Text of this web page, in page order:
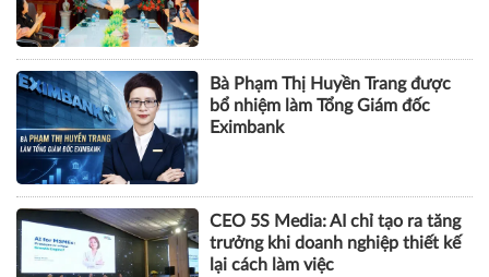
Bà Phạm Thị Huyền Trang được
bổ nhiệm làm Tổng Giám đốc
Eximbank
CEO 5S Media: AI chỉ tạo ra tăng
trưởng khi doanh nghiệp thiết kế
lại cách làm việc